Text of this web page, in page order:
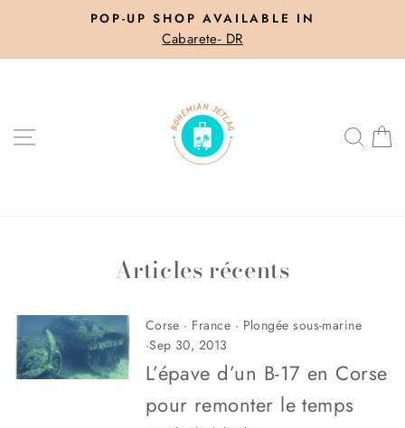
content
Pause
POP-UP SHOP AVAILABLE IN
Cabarete- DR
SITE NAVIGATION
Articles récents
Corse · France · Plongée sous-marine
·Sep 30, 2013
L’épave d’un B-17 en Corse
pour remonter le temps